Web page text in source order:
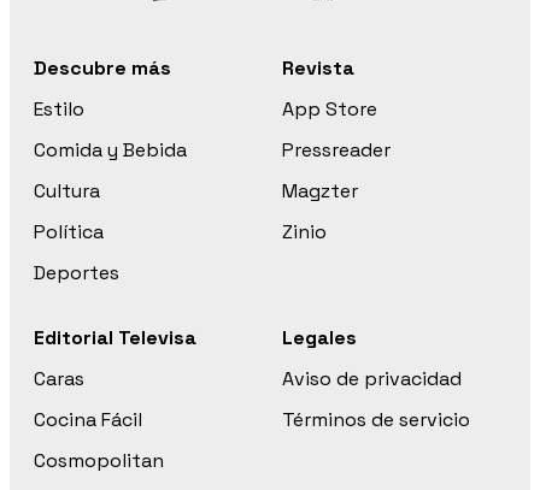
Descubre más
Estilo
Comida y Bebida
Cultura
Política
Deportes
Revista
App Store
Pressreader
Magzter
Zinio
Editorial Televisa
Caras
Cocina Fácil
Cosmopolitan
Legales
Aviso de privacidad
Términos de servicio